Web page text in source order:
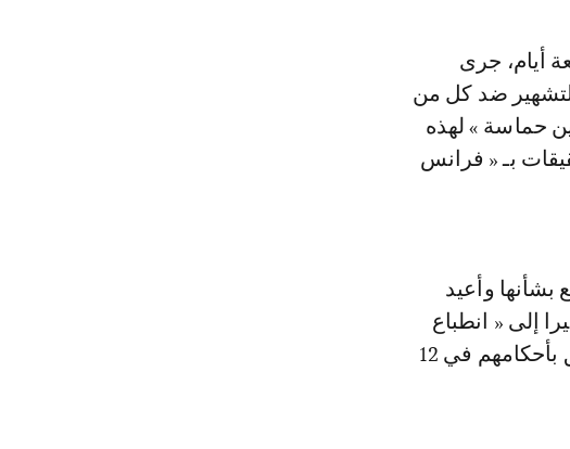
أيام، جرى
ضد كل من
حماسة » لهذه
بـ « فرانس
وأعيد
إلى « انطباع
حقيقي بالاستماع» من جانب القضاة، الذين سيتعين عليهم النطق بأحكامهم في 12